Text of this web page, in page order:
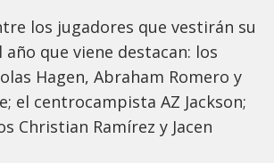
los jugadores que vestirán su
año que viene destacan: los
Hagen, Abraham Romero y
el centrocampista AZ Jackson;
Christian Ramírez y Jacen